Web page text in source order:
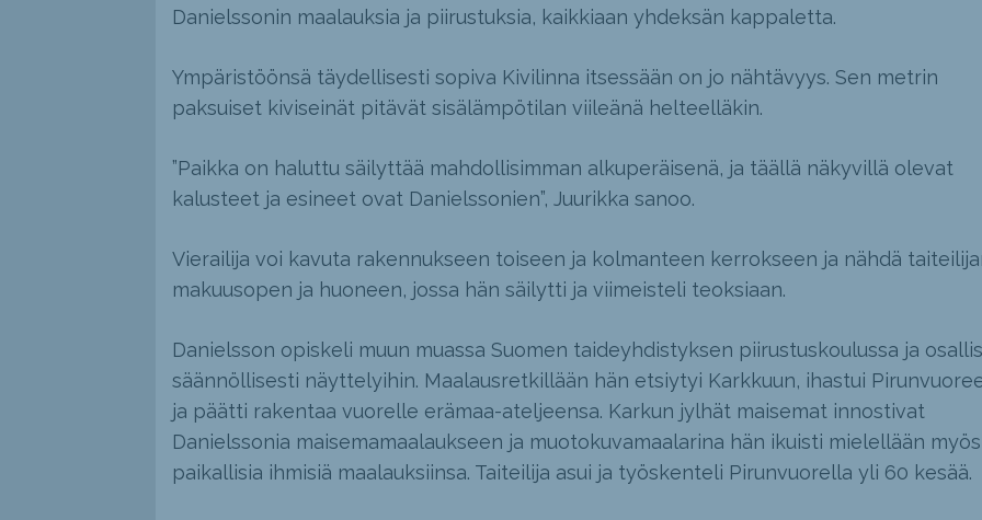
Danielssonin maalauksia ja piirustuksia, kaikkiaan yhdeksän kappaletta.
Ympäristöönsä täydellisesti sopiva Kivilinna itsessään on jo nähtävyys. Sen metrin
paksuiset kiviseinät pitävät sisälämpötilan viileänä helteelläkin.
”Paikka on haluttu säilyttää mahdollisimman alkuperäisenä, ja täällä näkyvillä olevat
kalusteet ja esineet ovat Danielssonien”, Juurikka sanoo.
Vierailija voi kavuta rakennukseen toiseen ja kolmanteen kerrokseen ja nähdä
makuusopen ja huoneen, jossa hän säilytti ja viimeisteli teoksiaan.
Danielsson opiskeli muun muassa Suomen taideyhdistyksen piirustuskoulussa ja
säännöllisesti näyttelyihin. Maalausretkillään hän etsiytyi Karkkuun, ihastui
ja päätti rakentaa vuorelle erämaa-ateljeensa. Karkun jylhät maisemat innostivat
Danielssonia maisemamaalaukseen ja muotokuvamaalarina hän ikuisti mielellään myös
paikallisia ihmisiä maalauksiinsa. Taiteilija asui ja työskenteli Pirunvuorella yli 60 kesää.